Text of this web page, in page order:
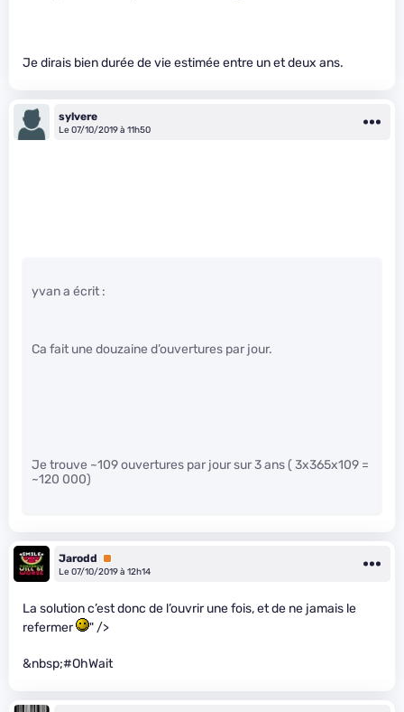
Je dirais bien durée de vie estimée entre un et deux ans.
sylvere
Le 07/10/2019 à 11h50
yvan a écrit :
Ca fait une douzaine d’ouvertures par jour.
Je trouve ~109 ouvertures par jour sur 3 ans ( 3x365x109 =
~120 000)
Jarodd
Premium
Le 07/10/2019 à 12h14
La solution c’est donc de l’ouvrir une fois, et de ne jamais le
refermer
" />
&nbsp;#OhWait